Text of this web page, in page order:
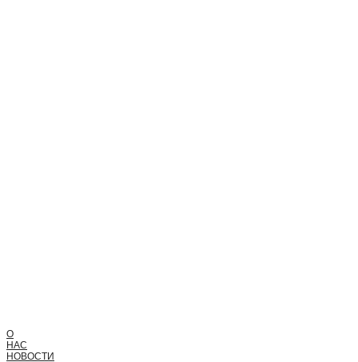
О
НАС
НОВОСТИ